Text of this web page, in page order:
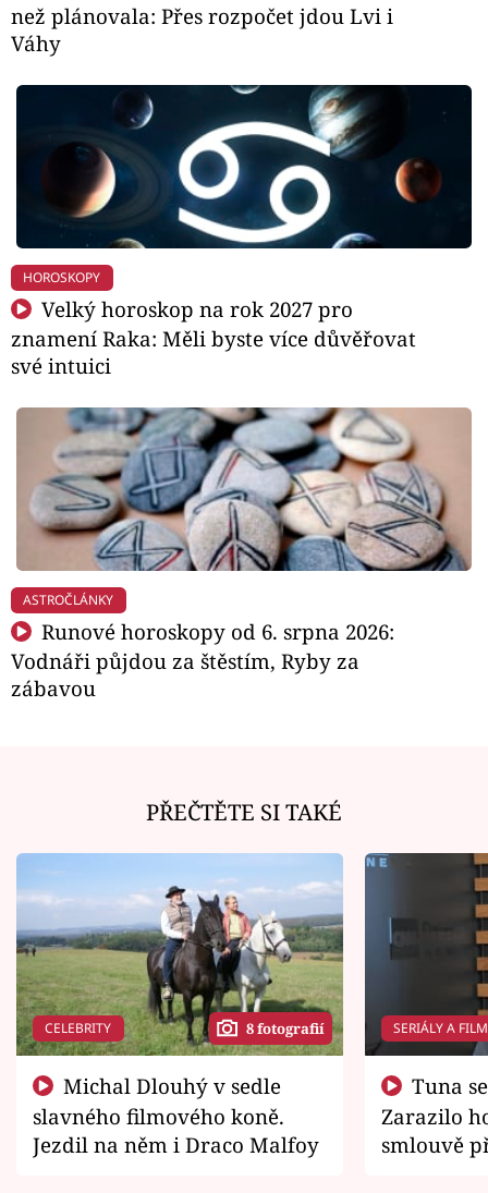
než plánovala: Přes rozpočet jdou Lvi i
Váhy
HOROSKOPY
Velký horoskop na rok 2027 pro
znamení Raka: Měli byste více důvěřovat
své intuici
ASTROČLÁNKY
Runové horoskopy od 6. srpna 2026:
Vodnáři půjdou za štěstím, Ryby za
zábavou
PŘEČTĚTE SI TAKÉ
CELEBRITY 8 fotografií
slavného filmového koně.
Jezdil na něm i Draco Malfoy
SERIÁLY A
Zarazilo
smlouvě